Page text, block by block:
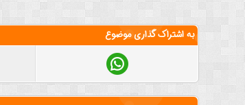
به اشتراک گذاری موضوع